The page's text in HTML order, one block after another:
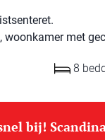
woonkamer met
8
bij!